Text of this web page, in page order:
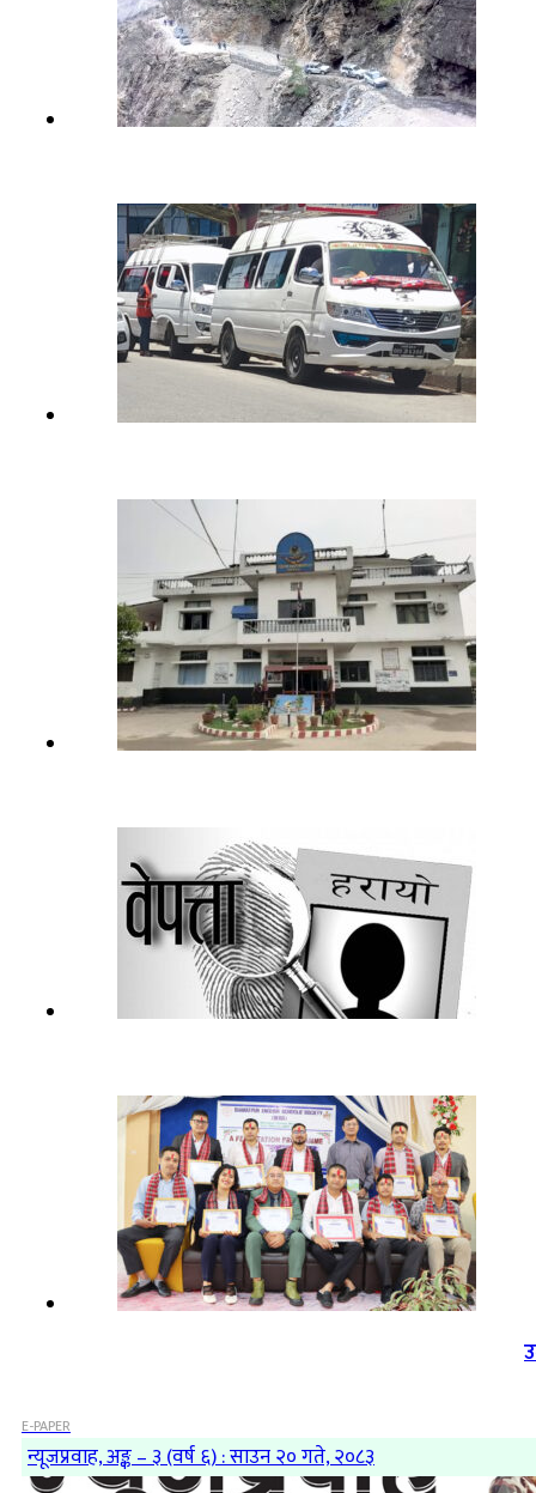
E-PAPER
न्यूजप्रवाह, अङ्क – ३ (वर्ष ६) : साउन २० गते, २०८३